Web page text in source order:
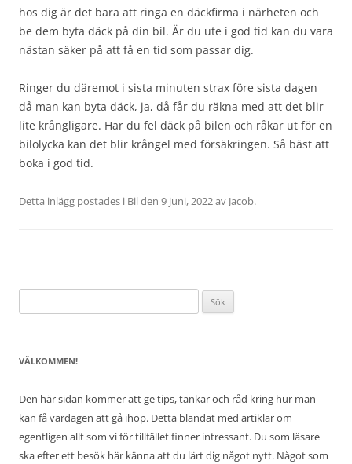
hos dig är det bara att ringa en däckfirma i närheten och
be dem byta däck på din bil. Är du ute i god tid kan du vara
nästan säker på att få en tid som passar dig.
Ringer du däremot i sista minuten strax före sista dagen
då man kan byta däck, ja, då får du räkna med att det blir
lite krångligare. Har du fel däck på bilen och råkar ut för en
bilolycka kan det blir krångel med försäkringen. Så bäst att
boka i god tid.
Detta inlägg postades i Bilden 9 juni, 2022av Jacob.
efter:
VÄLKOMMEN!
Den här sidan kommer att ge tips, tankar och råd kring hur man
kan få vardagen att gå ihop. Detta blandat med artiklar om
egentligen allt som vi för tillfället finner intressant. Du som läsare
ska efter ett besök här känna att du lärt dig något nytt. Något som